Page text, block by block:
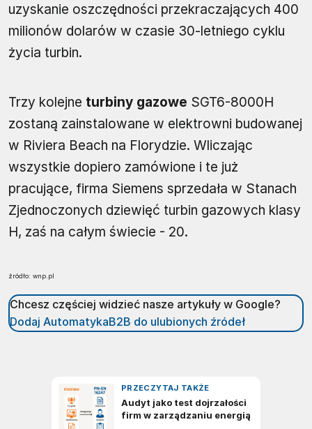
uzyskanie oszczędności przekraczających 400
milionów dolarów w czasie 30-letniego cyklu
życia turbin.
Trzy kolejne turbiny gazowe SGT6-8000H
zostaną zainstalowane w elektrowni budowanej
w Riviera Beach na Florydzie. Wliczając
wszystkie dopiero zamówione i te już
pracujące, firma Siemens sprzedała w Stanach
Zjednoczonych dziewięć turbin gazowych klasy
H, zaś na całym świecie - 20.
źródło: wnp.pl
Chcesz częściej widzieć nasze artykuły w Google?
Dodaj AutomatykaB2B do ulubionych źródeł